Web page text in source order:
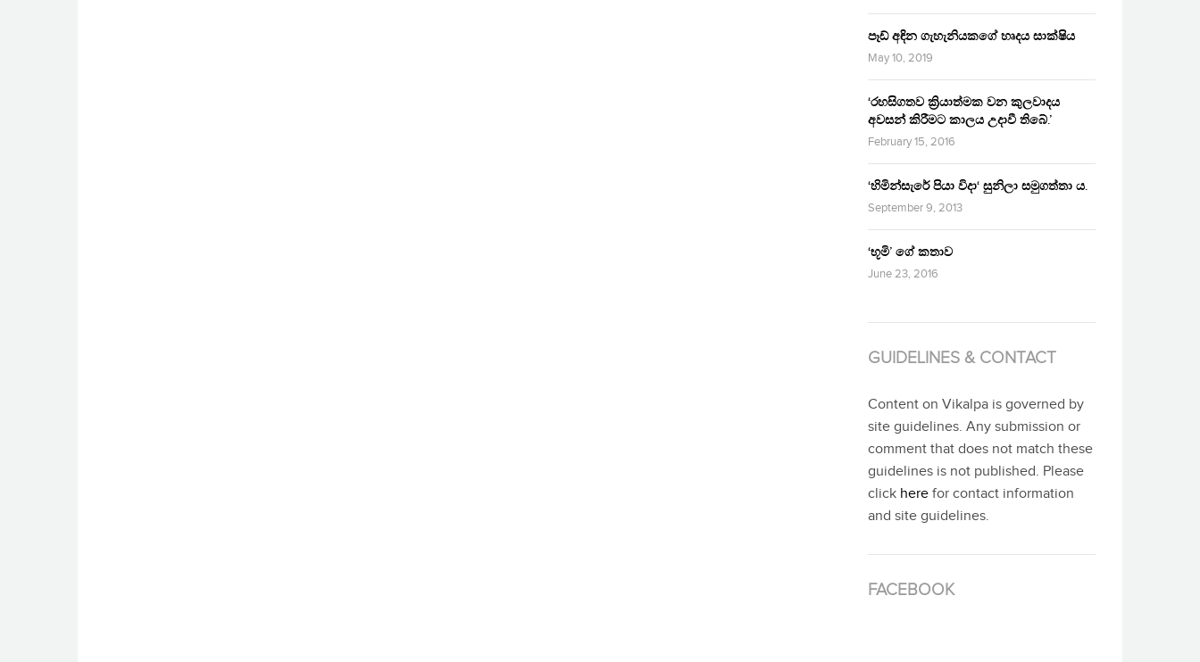
පෑඩ් අඳින ගැහැනියකගේ හෘදය සාක්ෂිය
May 10, 2019
‘රහසිගතව ක්‍රියාත්මක වන කුලවාදය
අවසන් කිරීමට කාලය උදාවී තිබේ.’
February 15, 2016
‘හිමින්සැරේ පියා විදා‘ සුනිලා සමුගත්තා ය.
September 9, 2013
‘භූමි’ ගේ කතාව
June 23, 2016
GUIDELINES & CONTACT
Content on Vikalpa is governed by
site guidelines. Any submission or
comment that does not match these
guidelines is not published. Please
click here for contact information
and site guidelines.
FACEBOOK